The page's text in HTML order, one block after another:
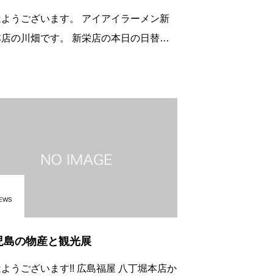
ざいます。 アイアイラーメン新
畑です。 新栄店の本日の日替わ
島の物産と観光展
ざいます!! 広島福屋 八丁堀本店か